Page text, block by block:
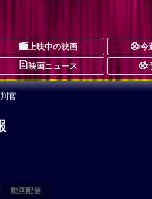
上映中の映画 今
映画ニュース
官
動画配信